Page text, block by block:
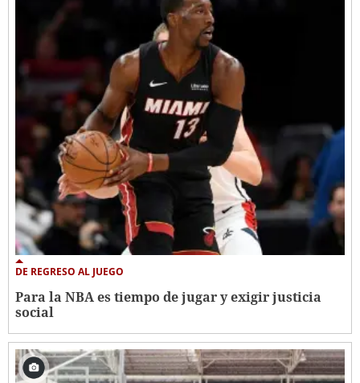
DE REGRESO AL JUEGO
Para la NBA es tiempo de jugar y exigir justicia
social